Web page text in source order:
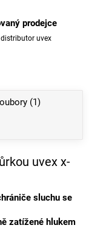
prodejce
uvex
(1)
uvex x-
sluchu se
zatížené hlukem